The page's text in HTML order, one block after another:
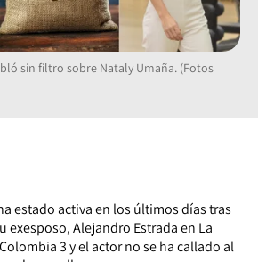
sin filtro sobre Nataly Umaña. (Fotos
estado activa en los últimos días tras
exesposo, Alejandro Estrada en La
3 y el actor no se ha callado al